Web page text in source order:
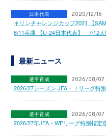
日本代表 2020/12/16
キリンチャレンジカップ2021 【
6/11兵庫 【U-24日本代表】 7/12
最新ニュース
選手育成 2026/08/07
2026/27シーズン JFA・Ｊリーグ特
選手育成 2026/08/07
2026/27年JFA・WEリーグ特別指